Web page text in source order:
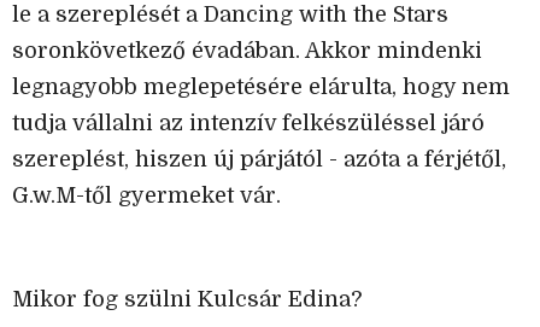
le a szereplését a Dancing with the Stars
soronkövetkező évadában. Akkor mindenki
legnagyobb meglepetésére elárulta, hogy nem
tudja vállalni az intenzív felkészüléssel járó
szereplést, hiszen új párjától - azóta a férjétől,
G.w.M-től gyermeket vár.
Mikor fog szülni Kulcsár Edina?